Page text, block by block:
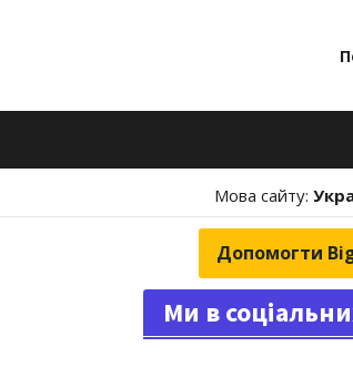
Мова сайту:
Допомогти
Ми в